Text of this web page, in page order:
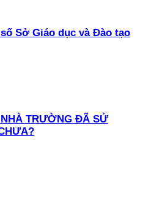
Sở Giáo dục và Đào tạo
TRƯỜNG ĐÃ SỬ